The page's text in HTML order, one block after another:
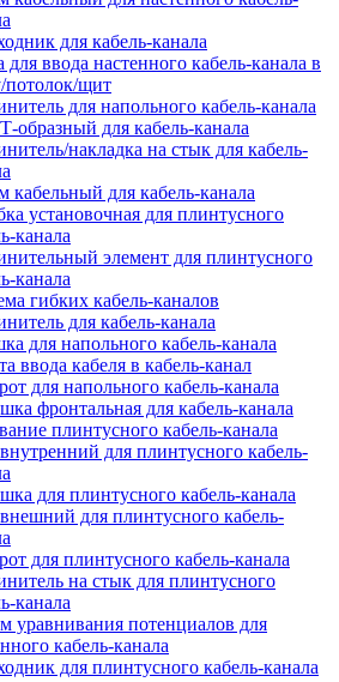
для кабель-канала
для ввода настенного кабель-канала в
потолок/щит
для напольного кабель-канала
образный для кабель-канала
накладка на стык для кабель-
кабельный для кабель-канала
установочная для плинтусного
канала
элемент для плинтусного
канала
гибких кабель-каналов
для кабель-канала
для напольного кабель-канала
ввода кабеля в кабель-канал
для напольного кабель-канала
фронтальная для кабель-канала
плинтусного кабель-канала
для плинтусного кабель-
для плинтусного кабель-канала
для плинтусного кабель-
для плинтусного кабель-канала
на стык для плинтусного
канала
уравнивания потенциалов для
кабель-канала
для плинтусного кабель-канала